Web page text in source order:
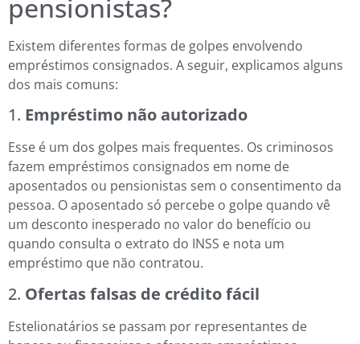
pensionistas?
Existem diferentes formas de golpes envolvendo
empréstimos consignados. A seguir, explicamos alguns
dos mais comuns:
1. Empréstimo não autorizado
Esse é um dos golpes mais frequentes. Os criminosos
fazem empréstimos consignados em nome de
aposentados ou pensionistas sem o consentimento da
pessoa. O aposentado só percebe o golpe quando vê
um desconto inesperado no valor do benefício ou
quando consulta o extrato do INSS e nota um
empréstimo que não contratou.
2. Ofertas falsas de crédito fácil
Estelionatários se passam por representantes de